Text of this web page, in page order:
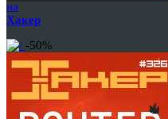
на
Хакер
-50%